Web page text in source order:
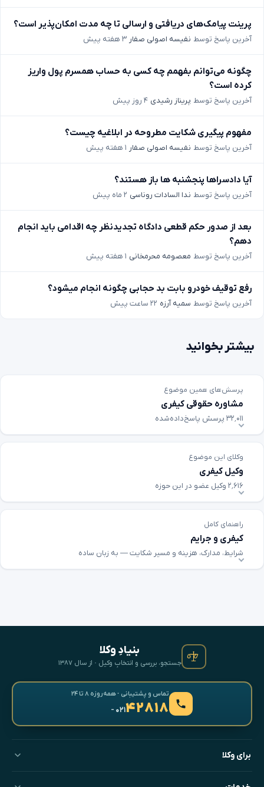
پرینت پیامک‌های دریافتی و ارسالی تا چه مدت امکان‌پذیر است؟
آخرین پاسخ توسط نفیسه اصولی صفار ۳ هفته پیش
چگونه می‌توانم بفهمم چه کسی به حساب همسرم پول واریز
کرده است؟
آخرین پاسخ توسط پریناز رشیدی ۴ روز پیش
مفهوم پیگیری شکایت مطروحه در ابلاغیه چیست؟
آخرین پاسخ توسط نفیسه اصولی صفار ۱ هفته پیش
آیا دادسراها پنجشنبه ها باز هستند؟
آخرین پاسخ توسط ندا السادات روناسی ۲ ماه پیش
بعد از صدور حکم قطعی دادگاه تجدیدنظر چه اقدامی باید انجام
دهم؟
آخرین پاسخ توسط معصومه محرمخانی ۱ هفته پیش
رفع توقیف خودرو بابت بد حجابی چگونه انجام میشود؟
آخرین پاسخ توسط سمیه آرزه ۲۲ ساعت پیش
بیشتر بخوانید
پرسش‌های همین موضوع
مشاوره حقوقی کیفری
۳۲٬۰۱۱ پرسش پاسخ‌داده‌شده
وکلای این موضوع
وکیل کیفری
۲٬۶۱۶ وکیل عضو در این حوزه
راهنمای کامل
کیفری و جرایم
شرایط، مدارک، هزینه و مسیر شکایت — به زبان ساده
بنیادِ وکلا
جستجو، بررسی و انتخابِ وکیل · از سال ۱۳۸۷
تماس و پشتیبانی · همه‌روزه ۸ تا ۲۴
۴۲۸۱۸- ۰۲۱
برای وکلا